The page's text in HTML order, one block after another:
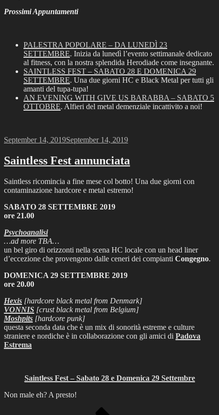
Prossimi Appuntamenti
PALESTRA POPOLARE – DA LUNEDÌ 23
SETTEMBRE. Inizia da lunedì l’evento settimanale dedicato
al fitness, con la nostra splendida Herodiade come insegnante.
SAINTLESS FEST – SABATO 28 E DOMENICA 29
SETTEMBRE. Una due giorni HC e Black Metal per tutti gli
amanti del tupa-tupa!
AN EVENING WITH GIVE US BARABBA – SABATO 5
OTTOBRE. Alfieri del metal demenziale incattivito a noi!
Posted
September 14, 2019September 14, 2019
Saintless Fest annunciata
Saintless ricomincia a fine mese col botto! Una due giorni con
contaminazione hardcore e metal estremo!
SABATO 28 SETTEMBRE 2019
ore 21.00
Psychoanalisi
…ad more TBA…
un bel giro di orizzonti nella scena HC locale con un head liner
d’eccezione che provengono dalle ceneri dei compianti Congegno.
DOMENICA 29 SETTEMBRE 2019
ore 20.00
Hexis [hardcore black metal from Denmark]
VONNIS [crust black metal from Belgium]
Moshpits [hardcore punk]
questa seconda data che è un mix di sonorità estreme e culture
straniere e nordiche è in collaborazione con gli amici di Padova
Estrema
Saintless Fest – Sabato 28 e Domenica 29 Settembre
Non male eh? A presto!